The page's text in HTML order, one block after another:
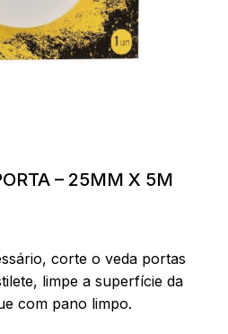
– 25MM X 5M
corte o veda portas
limpe a superfície da
com pano limpo.